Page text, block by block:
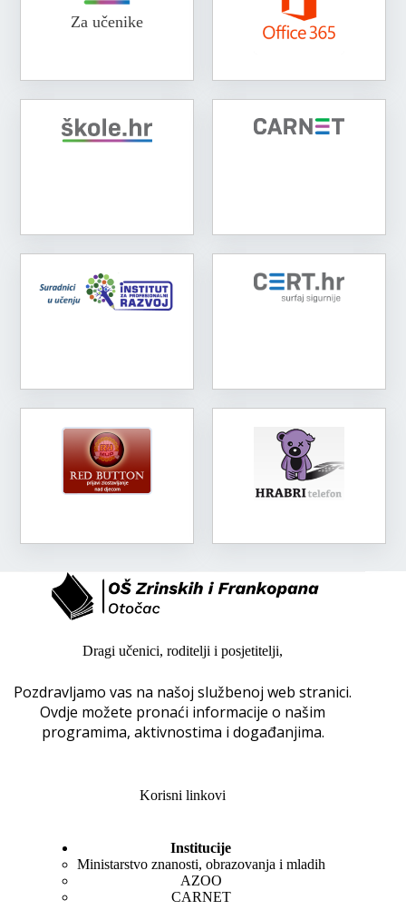
Za učenike
Dragi učenici, roditelji i posjetitelji,
Pozdravljamo vas na našoj službenoj web stranici.
Ovdje možete pronaći informacije o našim
programima, aktivnostima i događanjima.
Korisni linkovi
Institucije
Ministarstvo znanosti, obrazovanja i mladih
AZOO
CARNET